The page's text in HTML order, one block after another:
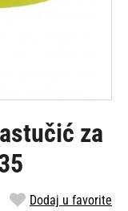
za
Dodaj u favorite